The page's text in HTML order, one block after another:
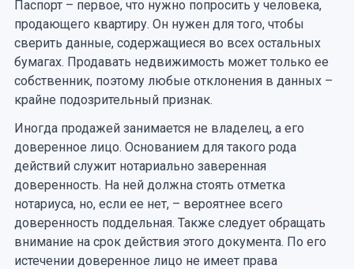
Паспорт – первое, что нужно попросить у человека,
продающего квартиру. Он нужен для того, чтобы
сверить данные, содержащиеся во всех остальных
бумагах. Продавать недвижимость может только ее
собственник, поэтому любые отклонения в данных –
крайне подозрительный признак.
Иногда продажей занимается не владелец, а его
доверенное лицо. Основанием для такого рода
действий служит нотариально заверенная
доверенность. На ней должна стоять отметка
нотариуса, но, если ее нет, – вероятнее всего
доверенность поддельная. Также следует обращать
внимание на срок действия этого документа. По его
истечении доверенное лицо не имеет права